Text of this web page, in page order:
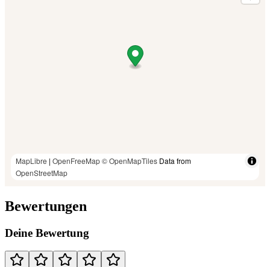
MapLibre | OpenFreeMap© OpenMapTiles Data from
OpenStreetMap
Bewertungen
Deine Bewertung